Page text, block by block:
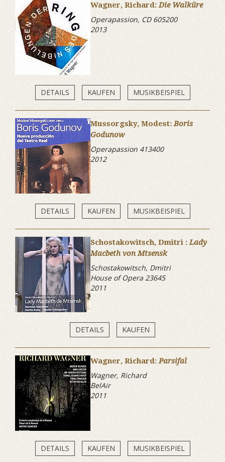
Wagner, Richard:Die Walküre
Operapassion, CD 605200
2013
DETAILS KAUFEN MUSIKBEISPIEL
Mussorgsky, Modest:Boris
Godunow
Operapassion 413400
2012
DETAILS KAUFEN MUSIKBEISPIEL
Schostakowitsch, Dmitri :Lady
Macbeth von Mtsensk
Schostakowitsch, Dmitri
House of Opera 23645
2011
DETAILS KAUFEN
Wagner, Richard:Parsifal
Wagner, Richard
BelAir
2011
DETAILS KAUFEN MUSIKBEISPIEL